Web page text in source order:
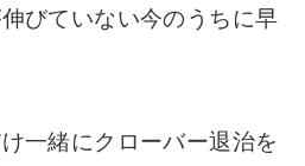
びていない今のうちに早
一緒にクローバー退治を